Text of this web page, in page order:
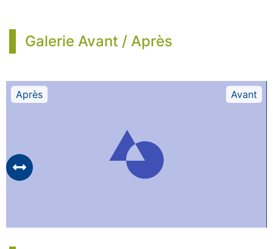
Galerie Avant / Après
Avant
Après